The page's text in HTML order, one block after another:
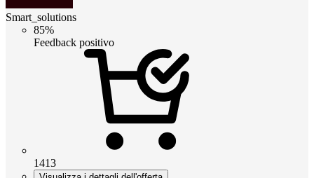
Smart_solutions
85%
Feedback positivo
1413